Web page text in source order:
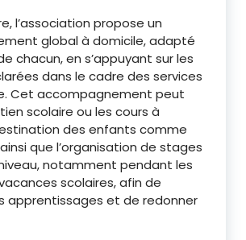
l’association propose un
global à domicile, adapté
chacun, en s’appuyant sur les
dans le cadre des services
Cet accompagnement peut
scolaire ou les cours à
des enfants comme
que l’organisation de stages
notamment pendant les
scolaires, afin de
apprentissages et de redonner